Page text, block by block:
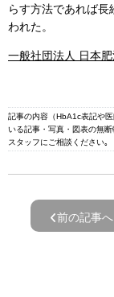
らす方法であれば
われた。
一般社団法人 日本
記事の内容（HbA1c表記や
いる記事・写真・図表の無
スタッフにご相談ください｡
前の記事へ